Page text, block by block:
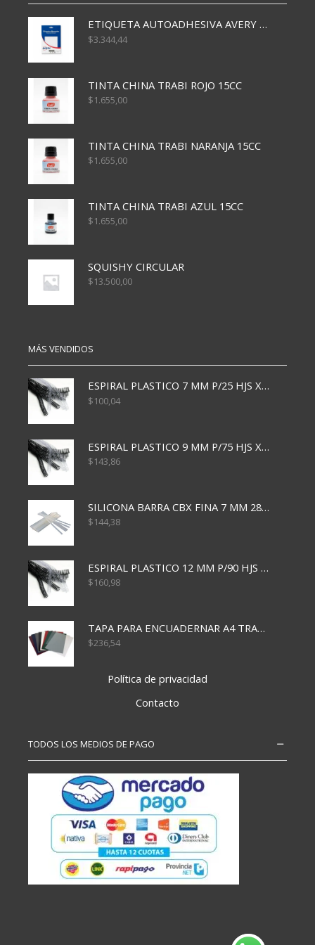
ETIQUETA AUTOADHESIVA AVERY 3026 30H 20 X 70
$3.344,44
TINTA CHINA TRABI ROJO 15CC
$1.655,00
TINTA CHINA TRABI NARANJA 15CC
$1.655,00
TINTA CHINA TRABI AZUL 15CC
$1.655,00
SQUISHY CIRCULAR
$13.500,00
MÁS VENDIDOS
ESPIRAL PLASTICO 7 MM P/25 HJS X50x3000
$100,04
ESPIRAL PLASTICO 9 MM P/75 HJS X50X2400
$143,86
SILICONA BARRA CBX FINA 7 MM 28 CM
$144,38
ESPIRAL PLASTICO 12 MM P/90 HJS X50X1500
$160,98
TAPA PARA ENCUADERNAR A4 TRANSP x50x500
$236,54
Política de privacidad
Contacto
TODOS LOS MEDIOS DE PAGO